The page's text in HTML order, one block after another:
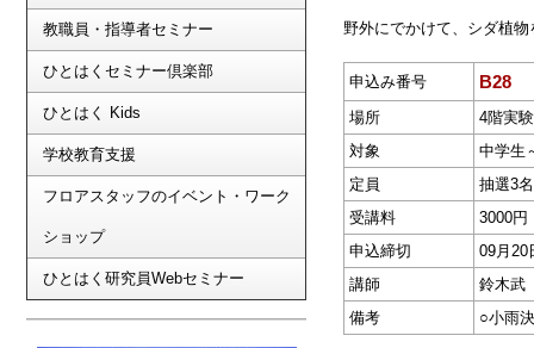
教職員・指導者セミナー
ひとはくセミナー倶楽部
ひとはく Kids
学校教育支援
フロアスタッフのイベント・ワーク
ショップ
ひとはく研究員Webセミナー
野外にでかけて、シダ植
申込み番号 B28
場所
4階実
対象
中学生
定員
抽選3名
受講料
3000円
申込締切
09月20
講師
鈴木武
備考
○小雨